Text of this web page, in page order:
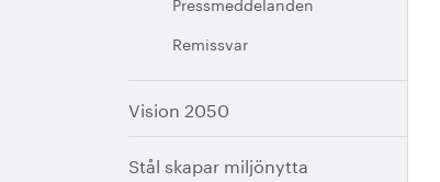
Remissvar
Vision 2050
Stål skapar miljönytta